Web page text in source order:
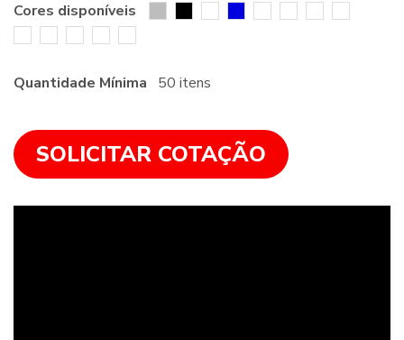
Cores disponíveis
Quantidade Mínima 50 itens
SOLICITAR COTAÇÃO